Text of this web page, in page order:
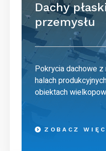
Dachy
przemysłu
Pokrycia dachowe
halach
obiektach
ZOBACZ